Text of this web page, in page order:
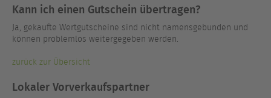
Kann ich einen Gutschein übertragen?
Ja, gekaufte Wertgutscheine sind nicht namensgebunden und
können problemlos weitergegeben werden.
zurück zur Übersicht
Lokaler Vorverkaufspartner